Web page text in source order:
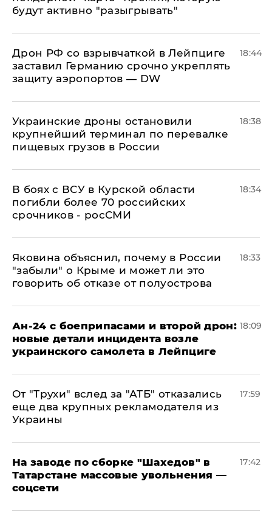
будут активно "разыгрывать"
​Дрон РФ со взрывчаткой в Лейпциге
заставил Германию срочно укреплять
защиту аэропортов — DW
18:44
Украинские дроны остановили
крупнейший терминал по перевалке
пищевых грузов в России
18:38
В боях с ВСУ в Курской области
погибли более 70 российских
срочников - росСМИ
18:34
Яковина объяснил, почему в России
"забыли" о Крыме и может ли это
говорить об отказе от полуострова
18:33
Ан-24 с боеприпасами и второй дрон:
новые детали инцидента возле
украинского самолета в Лейпциге
18:09
От "Трухи" вслед за "АТБ" отказались
еще два крупных рекламодателя из
Украины
17:59
На заводе по сборке "Шахедов" в
Татарстане массовые увольнения —
соцсети
17:42